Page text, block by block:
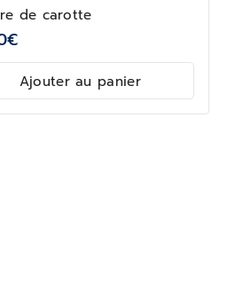
de carotte
€
Ajouter au panier